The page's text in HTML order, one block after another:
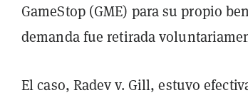
GameStop (GME) para su propio
demanda fue retirada
El caso, Radev v. Gill, estuvo